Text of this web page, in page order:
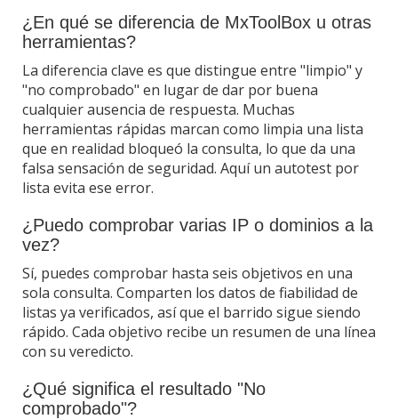
¿En qué se diferencia de MxToolBox u otras
herramientas?
La diferencia clave es que distingue entre "limpio" y
"no comprobado" en lugar de dar por buena
cualquier ausencia de respuesta. Muchas
herramientas rápidas marcan como limpia una lista
que en realidad bloqueó la consulta, lo que da una
falsa sensación de seguridad. Aquí un autotest por
lista evita ese error.
¿Puedo comprobar varias IP o dominios a la
vez?
Sí, puedes comprobar hasta seis objetivos en una
sola consulta. Comparten los datos de fiabilidad de
listas ya verificados, así que el barrido sigue siendo
rápido. Cada objetivo recibe un resumen de una línea
con su veredicto.
¿Qué significa el resultado "No
comprobado"?